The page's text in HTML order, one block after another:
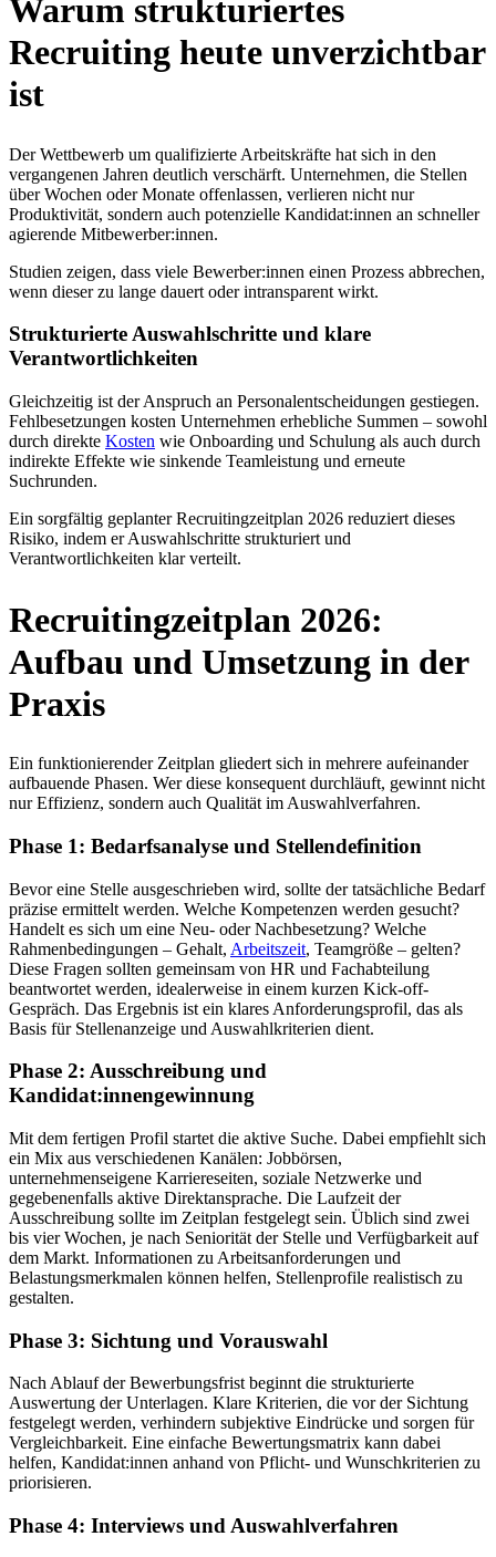
Warum strukturiertes
Recruiting heute unverzichtbar
ist
Der Wettbewerb um qualifizierte Arbeitskräfte hat sich in den
vergangenen Jahren deutlich verschärft. Unternehmen, die Stellen
über Wochen oder Monate offenlassen, verlieren nicht nur
Produktivität, sondern auch potenzielle Kandidat:innen an schneller
agierende Mitbewerber:innen.
Studien zeigen, dass viele Bewerber:innen einen Prozess abbrechen,
wenn dieser zu lange dauert oder intransparent wirkt.
Strukturierte Auswahlschritte und klare
Verantwortlichkeiten
Gleichzeitig ist der Anspruch an Personalentscheidungen gestiegen.
Fehlbesetzungen kosten Unternehmen erhebliche Summen – sowohl
durch direkte Kosten wie Onboarding und Schulung als auch durch
indirekte Effekte wie sinkende Teamleistung und erneute
Suchrunden.
Ein sorgfältig geplanter Recruitingzeitplan 2026 reduziert dieses
Risiko, indem er Auswahlschritte strukturiert und
Verantwortlichkeiten klar verteilt.
Recruitingzeitplan 2026:
Aufbau und Umsetzung in der
Praxis
Ein funktionierender Zeitplan gliedert sich in mehrere aufeinander
aufbauende Phasen. Wer diese konsequent durchläuft, gewinnt nicht
nur Effizienz, sondern auch Qualität im Auswahlverfahren.
Phase 1: Bedarfsanalyse und Stellendefinition
Bevor eine Stelle ausgeschrieben wird, sollte der tatsächliche Bedarf
präzise ermittelt werden. Welche Kompetenzen werden gesucht?
Handelt es sich um eine Neu- oder Nachbesetzung? Welche
Rahmenbedingungen – Gehalt, Arbeitszeit, Teamgröße – gelten?
Diese Fragen sollten gemeinsam von HR und Fachabteilung
beantwortet werden, idealerweise in einem kurzen Kick-off-
Gespräch. Das Ergebnis ist ein klares Anforderungsprofil, das als
Basis für Stellenanzeige und Auswahlkriterien dient.
Phase 2: Ausschreibung und
Kandidat:innengewinnung
Mit dem fertigen Profil startet die aktive Suche. Dabei empfiehlt sich
ein Mix aus verschiedenen Kanälen: Jobbörsen,
unternehmenseigene Karriereseiten, soziale Netzwerke und
gegebenenfalls aktive Direktansprache. Die Laufzeit der
Ausschreibung sollte im Zeitplan festgelegt sein. Üblich sind zwei
bis vier Wochen, je nach Seniorität der Stelle und Verfügbarkeit auf
dem Markt. Informationen zu Arbeitsanforderungen und
Belastungsmerkmalen können helfen, Stellenprofile realistisch zu
gestalten.
Phase 3: Sichtung und Vorauswahl
Nach Ablauf der Bewerbungsfrist beginnt die strukturierte
Auswertung der Unterlagen. Klare Kriterien, die vor der Sichtung
festgelegt werden, verhindern subjektive Eindrücke und sorgen für
Vergleichbarkeit. Eine einfache Bewertungsmatrix kann dabei
helfen, Kandidat:innen anhand von Pflicht- und Wunschkriterien zu
priorisieren.
Phase 4: Interviews und Auswahlverfahren